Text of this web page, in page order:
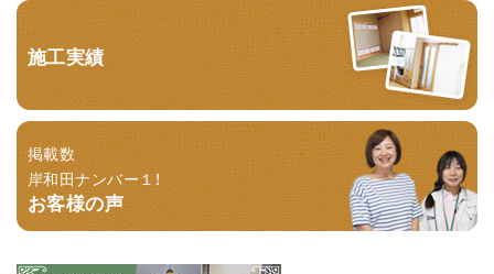
施工実績
掲載数
岸和田ナンバー１！
お客様の声